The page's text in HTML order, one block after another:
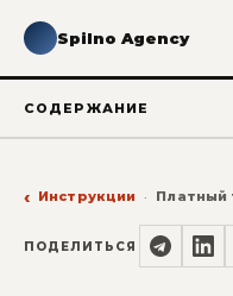
Spilno Agency
СОДЕРЖАНИЕ
Инструкции
ПОДЕЛИТЬСЯ